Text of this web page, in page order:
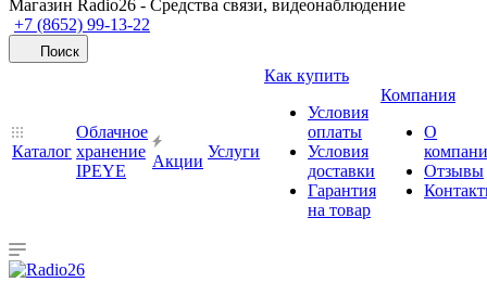
Магазин Radio26 - Средства связи, видеонаблюдение
+7 (8652) 99-13-22
Поиск
Каталог
Облачное
хранение
IPEYE
Акции
Услуги
Как купить
Условия
оплаты
Условия
доставки
Гарантия
на товар
Компания
О
Отзывы